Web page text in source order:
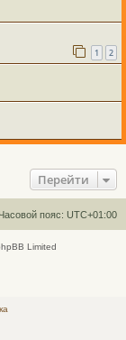
1 2
Перейти
Часовой пояс: UTC+01:00
Limited